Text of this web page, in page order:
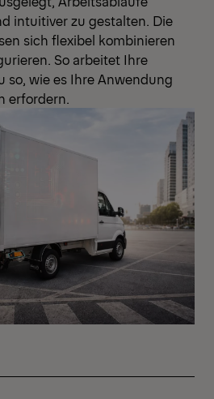
intuitiver zu gestalten. Die
sich flexibel kombinieren
So arbeitet Ihre
so, wie es Ihre Anwendung
erfordern.